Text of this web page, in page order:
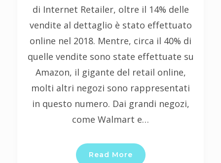
di Internet Retailer, oltre il 14% delle
vendite al dettaglio è stato effettuato
online nel 2018. Mentre, circa il 40% di
quelle vendite sono state effettuate su
Amazon, il gigante del retail online,
molti altri negozi sono rappresentati
in questo numero. Dai grandi negozi,
come Walmart e…
Read More